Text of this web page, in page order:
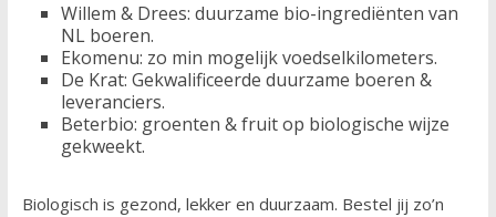
Willem & Drees: duurzame bio-ingrediënten van
NL boeren.
Ekomenu: zo min mogelijk voedselkilometers.
De Krat: Gekwalificeerde duurzame boeren &
leveranciers.
Beterbio: groenten & fruit op biologische wijze
gekweekt.
Biologisch is gezond, lekker en duurzaam. Bestel jij zo’n